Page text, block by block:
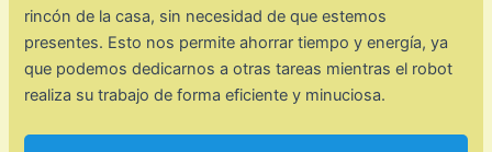
rincón de la casa, sin necesidad de que estemos
presentes. Esto nos permite ahorrar tiempo y energía, ya
que podemos dedicarnos a otras tareas mientras el robot
realiza su trabajo de forma eficiente y minuciosa.